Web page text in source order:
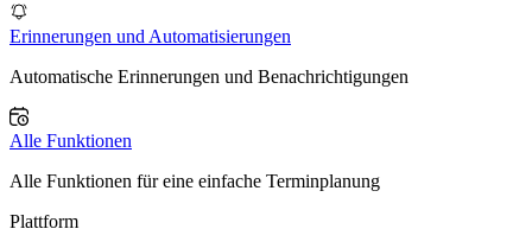
Erinnerungen und Automatisierungen
Automatische Erinnerungen und Benachrichtigungen
Alle Funktionen
Alle Funktionen für eine einfache Terminplanung
Plattform